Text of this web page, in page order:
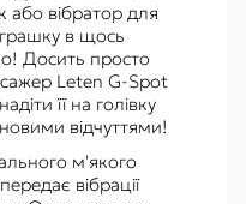
або вібратор для
в щось
Досить просто
Leten G-Spot
її на голівку
відчуттями!
м'якого
вібрації